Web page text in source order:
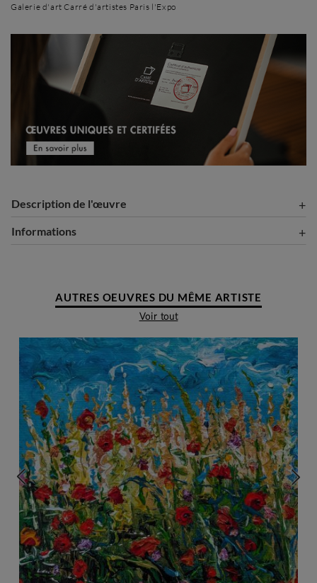
Galerie d'art Carré d'artistes Paris l'Expo
Description de l'œuvre
Informations
AUTRES OEUVRES DU MÊME ARTISTE
Voir tout